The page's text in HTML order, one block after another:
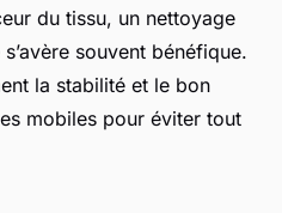
du tissu, un nettoyage
souvent bénéfique.
la stabilité et le bon
mobiles pour éviter tout